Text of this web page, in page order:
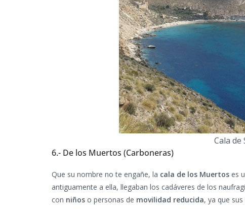
Cala de
6.- De los Muertos (Carboneras)
Que su nombre no te engañe, la cala de los Muertos es
antiguamente a ella, llegaban los cadáveres de los
con niños o personas de movilidad reducida, ya que